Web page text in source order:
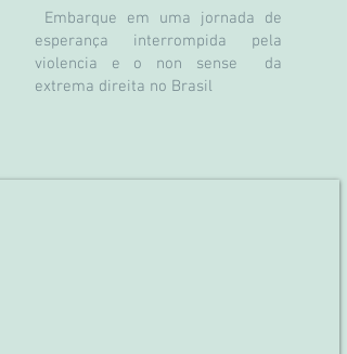
Embarque em uma jornada de
esperança interrompida pela
violencia e o non sense da
extrema direita no Brasil